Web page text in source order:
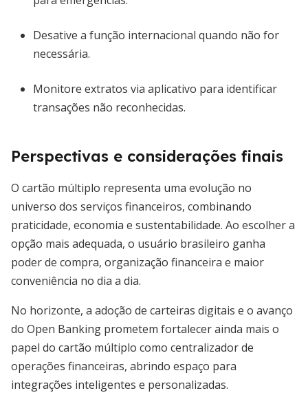
Desative a função internacional quando não for
necessária.
Monitore extratos via aplicativo para identificar
transações não reconhecidas.
Perspectivas e considerações finais
O cartão múltiplo representa uma evolução no
universo dos serviços financeiros, combinando
praticidade, economia e sustentabilidade. Ao escolher a
opção mais adequada, o usuário brasileiro ganha
poder de compra, organização financeira e maior
conveniência no dia a dia.
No horizonte, a adoção de carteiras digitais e o avanço
do Open Banking prometem fortalecer ainda mais o
papel do cartão múltiplo como centralizador de
operações financeiras, abrindo espaço para
integrações inteligentes e personalizadas.